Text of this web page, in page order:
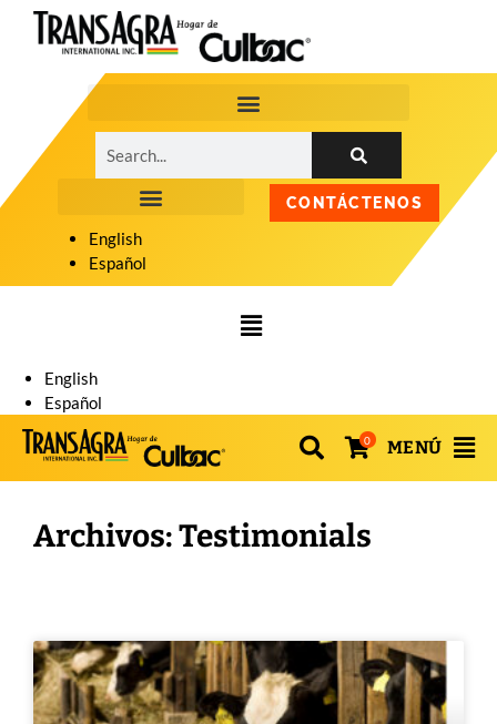
CONTÁCTENOS
English
Español
English
Español
0 MENÚ
Archivos: Testimonials